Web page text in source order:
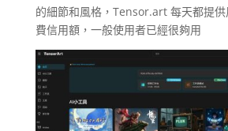
的細節和風格，Tensor.art 每天都提
費信用額，一般使用者已經很夠用